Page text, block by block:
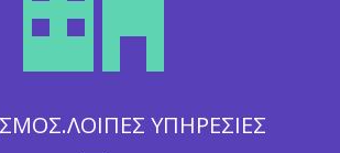
ΥΠΗΡΕΣΙΕΣ